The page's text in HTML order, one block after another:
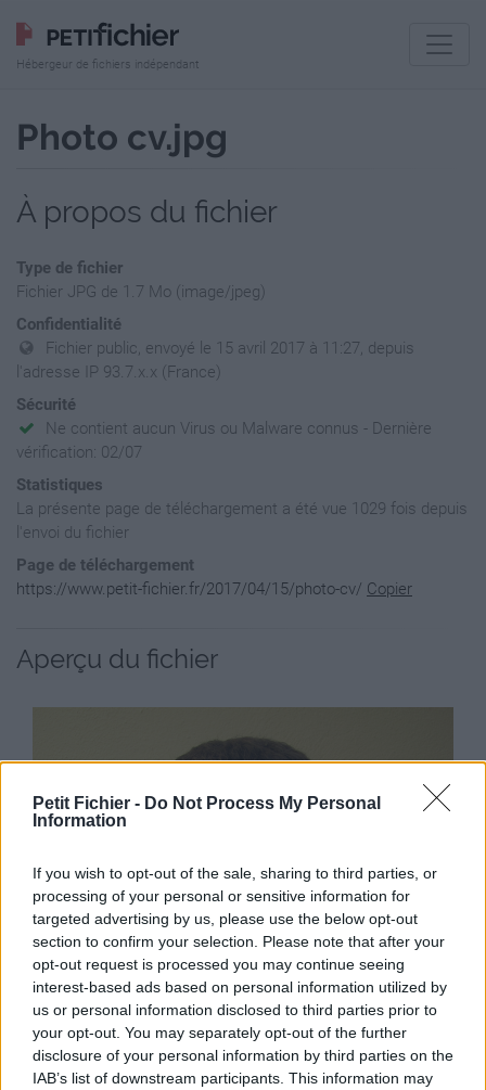
Petit Fichier - Do Not Process My Personal
Information
If you wish to opt-out of the sale, sharing to third parties, or
processing of your personal or sensitive information for
targeted advertising by us, please use the below opt-out
section to confirm your selection. Please note that after your
opt-out request is processed you may continue seeing
interest-based ads based on personal information utilized by
us or personal information disclosed to third parties prior to
your opt-out. You may separately opt-out of the further
disclosure of your personal information by third parties on the
IAB’s list of downstream participants. This information may
Hébergeur de fichiers indépendant
Photo cv.jpg
À propos du fichier
Type de fichier
Fichier JPG de 1.7 Mo (image/jpeg)
Confidentialité
Fichier public, envoyé le 15 avril 2017 à 11:27, depuis
l'adresse IP 93.7.x.x (France)
Sécurité
Ne contient aucun Virus ou Malware connus - Dernière
vérification: 02/07
Statistiques
La présente page de téléchargement a été vue 1029 fois depuis
l'envoi du fichier
Page de téléchargement
https://www.petit-fichier.fr/2017/04/15/photo-cv/ Copier
Aperçu du fichier